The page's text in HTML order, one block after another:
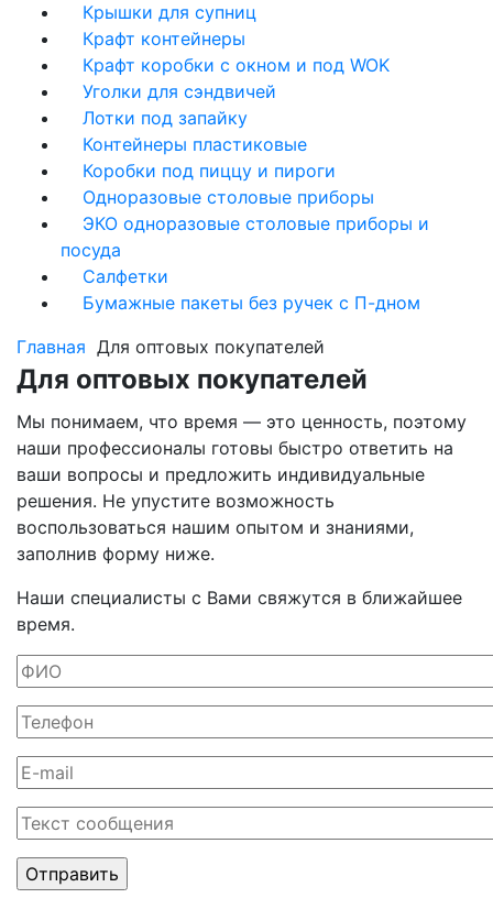
Крышки для супниц
Крафт контейнеры
Крафт коробки с окном и под WOK
Уголки для сэндвичей
Лотки под запайку
Контейнеры пластиковые
Коробки под пиццу и пироги
Одноразовые столовые приборы
ЭКО одноразовые столовые приборы и
посуда
Салфетки
Бумажные пакеты без ручек с П-дном
Главная Для оптовых покупателей
Для оптовых покупателей
Мы понимаем, что время — это ценность, поэтому
наши профессионалы готовы быстро ответить на
ваши вопросы и предложить индивидуальные
решения. Не упустите возможность
воспользоваться нашим опытом и знаниями,
заполнив форму ниже.
Наши специалисты с Вами свяжутся в ближайшее
время.